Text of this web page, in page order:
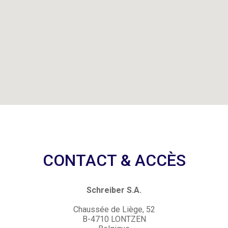
CONTACT & ACCÈS
Schreiber S.A.
Chaussée de Liège, 52
B-4710 LONTZEN